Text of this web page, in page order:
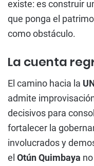
existe: es construir
que ponga el
como obstáculo.
La cuenta
El camino hacia la
admite
decisivos para
fortalecer la
involucrados y
el Otún Quimbaya